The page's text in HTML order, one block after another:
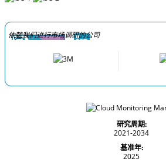
依赖我们进行市场调研的公司
研究周期:
2021-2034
基准年:
2025